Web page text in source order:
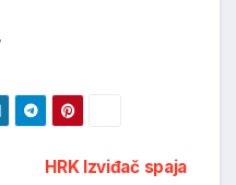
HRK Izviđač spaja